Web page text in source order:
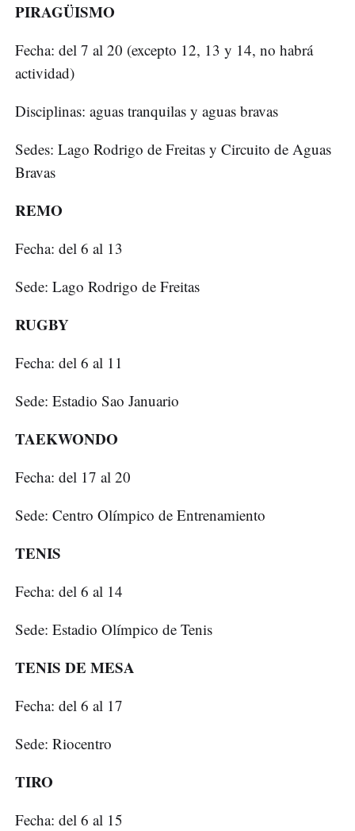
PIRAGÜISMO
Fecha: del 7 al 20 (excepto 12, 13 y 14, no habrá
actividad)
Disciplinas: aguas tranquilas y aguas bravas
Sedes: Lago Rodrigo de Freitas y Circuito de Aguas
Bravas
REMO
Fecha: del 6 al 13
Sede: Lago Rodrigo de Freitas
RUGBY
Fecha: del 6 al 11
Sede: Estadio Sao Januario
TAEKWONDO
Fecha: del 17 al 20
Sede: Centro Olímpico de Entrenamiento
TENIS
Fecha: del 6 al 14
Sede: Estadio Olímpico de Tenis
TENIS DE MESA
Fecha: del 6 al 17
Sede: Riocentro
TIRO
Fecha: del 6 al 15